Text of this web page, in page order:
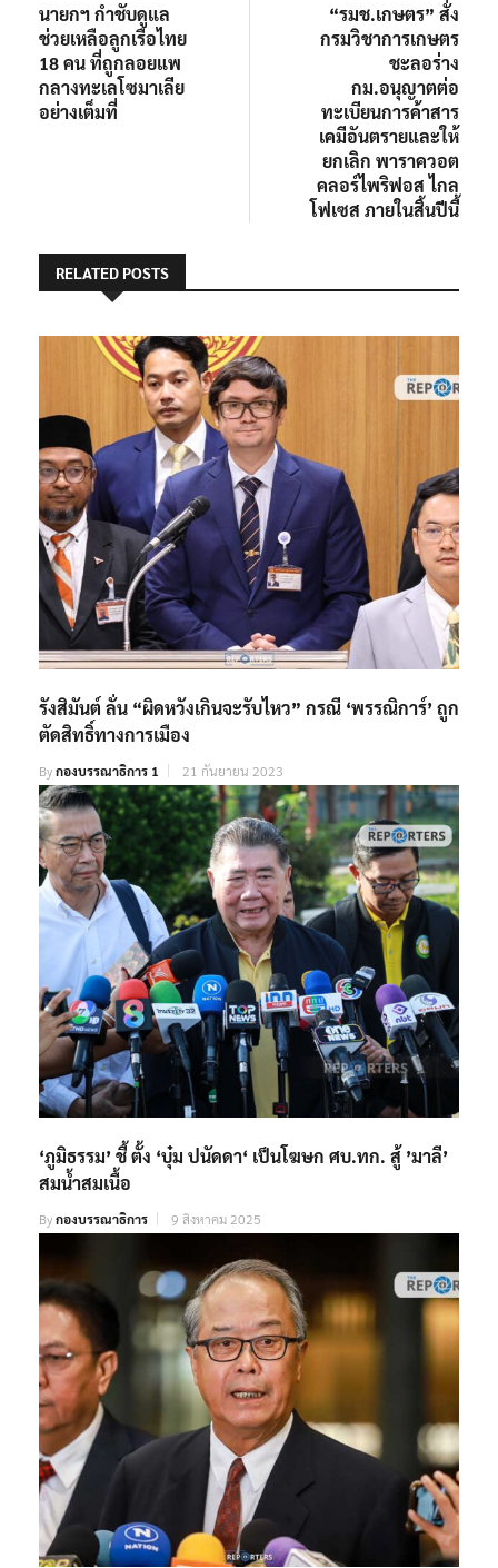
นายกฯ กำชับดูแล
ช่วยเหลือลูกเรือไทย
18 คน ที่ถูกลอยแพ
กลางทะเลโซมาเลีย
อย่างเต็มที่
“รมช.เกษตร” สั่ง
กรมวิชาการเกษตร
ชะลอร่าง
กม.อนุญาตต่อ
ทะเบียนการค้าสาร
เคมีอันตรายและให้
ยกเลิก พาราควอต
คลอร์ไพริฟอส ไกล
โฟเซส ภายในสิ้นปีนี้
RELATED POSTS
รังสิมันต์ ลั่น “ผิดหวังเกินจะรับไหว” กรณี ‘พรรณิการ์’ ถูก
ตัดสิทธิ์ทางการเมือง
Byกองบรรณาธิการ 1 21 กันยายน 2023
‘ภูมิธรรม’ ชี้ ตั้ง ‘บุ๋ม ปนัดดา‘ เป็นโฆษก ศบ.ทก. สู้ ’มาลี’
สมน้ำสมเนื้อ
Byกองบรรณาธิการ 9 สิงหาคม 2025